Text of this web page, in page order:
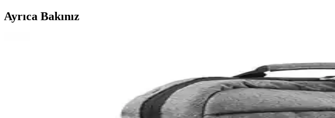
Ayrıca Bakınız
Bu makalede, Classone PR-R160 ve Mila serisi 15.6-17.3 inç uyumlu laptop sırt çantalarının tasarım,
Halzey ve Lenovo 15.6 İnç Laptop Çantası Karşılaştırması: Dayanıklılık ve
İki dayanıklı ve fonksiyonel laptop çantasını karşılaştırıyoruz. Su geçirmez, hafif ve düzenli taşıma